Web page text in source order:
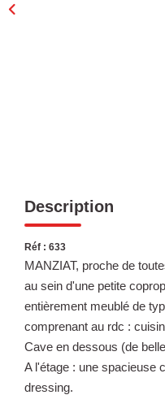
Description
Réf : 633
MANZIAT, proche de
au sein d'une petite
entièrement meublé de
comprenant au rdc :
Cave en dessous (de
A l'étage : une spacieuse
dressing.